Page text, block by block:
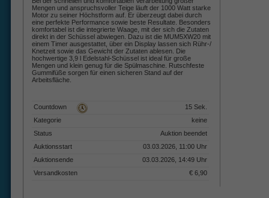
Mengen und anspruchsvoller Teige läuft der 1000 Watt starke
Motor zu seiner Höchstform auf. Er überzeugt dabei durch
eine perfekte Performance sowie beste Resultate. Besonders
komfortabel ist die integrierte Waage, mit der sich die Zutaten
direkt in der Schüssel abwiegen. Dazu ist die MUM5XW20 mit
einem Timer ausgestattet, über ein Display lassen sich Rühr-/
Knetzeit sowie das Gewicht der Zutaten ablesen. Die
hochwertige 3,9 l Edelstahl-Schüssel ist ideal für große
Mengen und klein genug für die Spülmaschine. Rutschfeste
Gummifüße sorgen für einen sicheren Stand auf der
Arbeitsfläche.
Countdown
15 Sek.
Kategorie
keine
Status
Auktion beendet
Auktionsstart
03.03.2026, 11:00 Uhr
Auktionsende
03.03.2026, 14:49 Uhr
Versandkosten
€ 6,90